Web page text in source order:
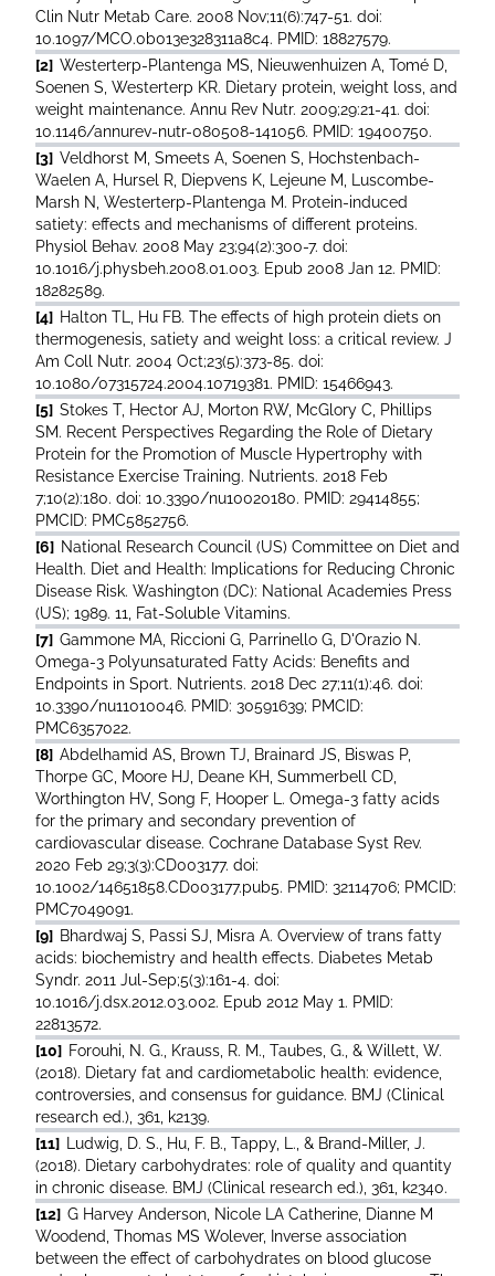
Clin Nutr Metab Care. 2008 Nov;11(6):747-51. doi:
10.1097/MCO.0b013e328311a8c4. PMID: 18827579.
[2] Westerterp-Plantenga MS, Nieuwenhuizen A, Tomé D,
Soenen S, Westerterp KR. Dietary protein, weight loss, and
weight maintenance. Annu Rev Nutr. 2009;29:21-41. doi:
10.1146/annurev-nutr-080508-141056. PMID: 19400750.
[3] Veldhorst M, Smeets A, Soenen S, Hochstenbach-
Waelen A, Hursel R, Diepvens K, Lejeune M, Luscombe-
Marsh N, Westerterp-Plantenga M. Protein-induced
satiety: effects and mechanisms of different proteins.
Physiol Behav. 2008 May 23;94(2):300-7. doi:
10.1016/j.physbeh.2008.01.003. Epub 2008 Jan 12. PMID:
18282589.
[4] Halton TL, Hu FB. The effects of high protein diets on
thermogenesis, satiety and weight loss: a critical review. J
Am Coll Nutr. 2004 Oct;23(5):373-85. doi:
10.1080/07315724.2004.10719381. PMID: 15466943.
[5] Stokes T, Hector AJ, Morton RW, McGlory C, Phillips
SM. Recent Perspectives Regarding the Role of Dietary
Protein for the Promotion of Muscle Hypertrophy with
Resistance Exercise Training. Nutrients. 2018 Feb
7;10(2):180. doi: 10.3390/nu10020180. PMID: 29414855;
PMCID: PMC5852756.
[6] National Research Council (US) Committee on Diet and
Health. Diet and Health: Implications for Reducing Chronic
Disease Risk. Washington (DC): National Academies Press
(US); 1989. 11, Fat-Soluble Vitamins.
[7] Gammone MA, Riccioni G, Parrinello G, D'Orazio N.
Omega-3 Polyunsaturated Fatty Acids: Benefits and
Endpoints in Sport. Nutrients. 2018 Dec 27;11(1):46. doi:
10.3390/nu11010046. PMID: 30591639; PMCID:
PMC6357022.
[8] Abdelhamid AS, Brown TJ, Brainard JS, Biswas P,
Thorpe GC, Moore HJ, Deane KH, Summerbell CD,
Worthington HV, Song F, Hooper L. Omega-3 fatty acids
for the primary and secondary prevention of
cardiovascular disease. Cochrane Database Syst Rev.
2020 Feb 29;3(3):CD003177. doi:
10.1002/14651858.CD003177.pub5. PMID: 32114706; PMCID:
PMC7049091.
[9] Bhardwaj S, Passi SJ, Misra A. Overview of trans fatty
acids: biochemistry and health effects. Diabetes Metab
Syndr. 2011 Jul-Sep;5(3):161-4. doi:
10.1016/j.dsx.2012.03.002. Epub 2012 May 1. PMID:
22813572.
[10] Forouhi, N. G., Krauss, R. M., Taubes, G., & Willett, W.
(2018). Dietary fat and cardiometabolic health: evidence,
controversies, and consensus for guidance. BMJ (Clinical
research ed.), 361, k2139.
[11]
Ludwig, D. S., Hu, F. B., Tappy, L., & Brand-Miller, J.
(2018). Dietary carbohydrates: role of quality and quantity
in chronic disease. BMJ (Clinical research ed.), 361, k2340.
[12] G Harvey Anderson, Nicole LA Catherine, Dianne M
Woodend, Thomas MS Wolever, Inverse association
between the effect of carbohydrates on blood glucose